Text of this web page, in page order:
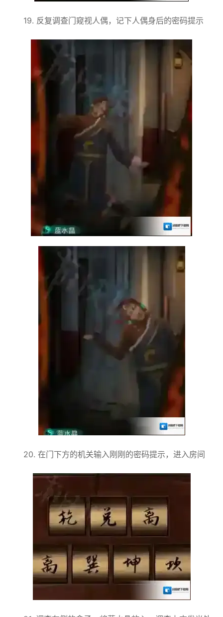
19. 反复调查门窥视人偶，记下人偶身后的密码提示
20. 在门下方的机关输入刚刚的密码提示，进入房间